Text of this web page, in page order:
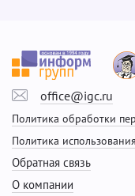
office@igc.ru
Политика обработки
Политика
Обратная связь
О компании